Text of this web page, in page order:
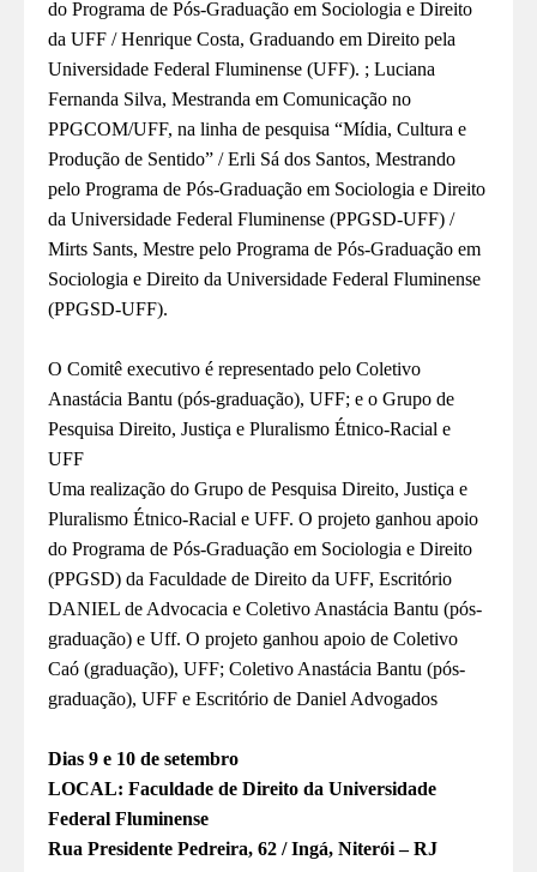
do Programa de Pós-Graduação em Sociologia e Direito
da UFF / Henrique Costa, Graduando em Direito pela
Universidade Federal Fluminense (UFF). ; Luciana
Fernanda Silva, Mestranda em Comunicação no
PPGCOM/UFF, na linha de pesquisa “Mídia, Cultura e
Produção de Sentido” / Erli Sá dos Santos, Mestrando
pelo Programa de Pós-Graduação em Sociologia e Direito
da Universidade Federal Fluminense (PPGSD-UFF) /
Mirts Sants, Mestre pelo Programa de Pós-Graduação em
Sociologia e Direito da Universidade Federal Fluminense
(PPGSD-UFF).
O Comitê executivo é representado pelo Coletivo
Anastácia Bantu (pós-graduação), UFF; e o Grupo de
Pesquisa Direito, Justiça e Pluralismo Étnico-Racial e
UFF
Uma realização do Grupo de Pesquisa Direito, Justiça e
Pluralismo Étnico-Racial e UFF. O projeto ganhou apoio
do Programa de Pós-Graduação em Sociologia e Direito
(PPGSD) da Faculdade de Direito da UFF, Escritório
DANIEL de Advocacia e Coletivo Anastácia Bantu (pós-
graduação) e Uff. O projeto ganhou apoio de Coletivo
Caó (graduação), UFF; Coletivo Anastácia Bantu (pós-
graduação), UFF e Escritório de Daniel Advogados
Dias 9 e 10 de setembro
LOCAL: Faculdade de Direito da Universidade
Federal Fluminense
Rua Presidente Pedreira, 62 / Ingá, Niterói – RJ